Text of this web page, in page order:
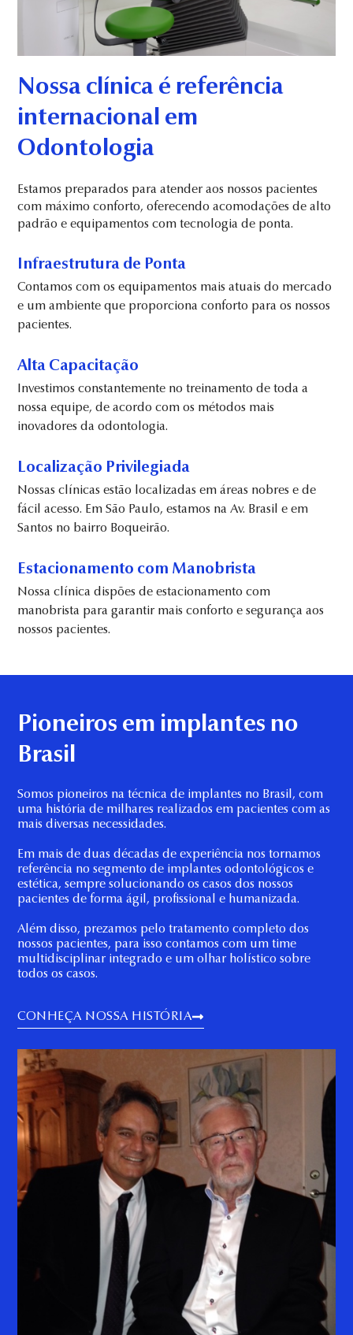
Nossa clínica é referência
internacional em
Odontologia
Estamos preparados para atender aos nossos pacientes
com máximo conforto, oferecendo acomodações de alto
padrão e equipamentos com tecnologia de ponta.
Infraestrutura de Ponta
Contamos com os equipamentos mais atuais do mercado
e um ambiente que proporciona conforto para os nossos
pacientes.
Alta Capacitação
Investimos constantemente no treinamento de toda a
nossa equipe, de acordo com os métodos mais
inovadores da odontologia.
Localização Privilegiada
Nossas clínicas estão localizadas em áreas nobres e de
fácil acesso. Em São Paulo, estamos na Av. Brasil e em
Santos no bairro Boqueirão.
Estacionamento com Manobrista
Nossa clínica dispões de estacionamento com
manobrista para garantir mais conforto e segurança aos
nossos pacientes.
Pioneiros em implantes no
Brasil
Somos pioneiros na técnica de implantes no Brasil, com
uma história de milhares realizados em pacientes com as
mais diversas necessidades.
Em mais de duas décadas de experiência nos tornamos
referência no segmento de implantes odontológicos e
estética, sempre solucionando os casos dos nossos
pacientes de forma ágil, profissional e humanizada.
Além disso, prezamos pelo tratamento completo dos
nossos pacientes, para isso contamos com um time
multidisciplinar integrado e um olhar holístico sobre
todos os casos.
CONHEÇA NOSSA HISTÓRIA